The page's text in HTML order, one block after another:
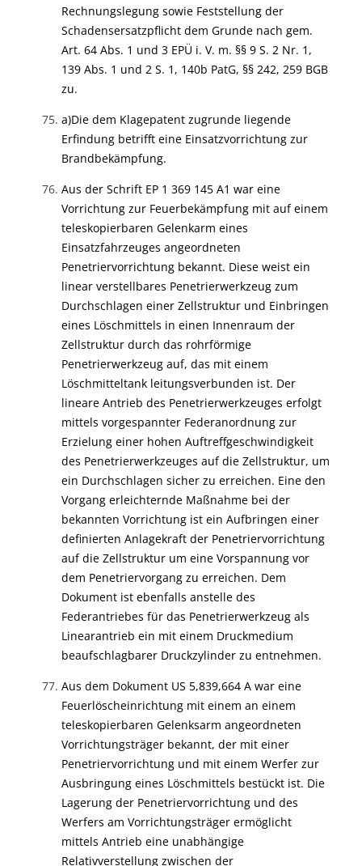
Rechnungslegung sowie Feststellung der
Schadensersatzpflicht dem Grunde nach gem.
Art. 64 Abs. 1 und 3 EPÜ i. V. m. §§ 9 S. 2 Nr. 1,
139 Abs. 1 und 2 S. 1, 140b PatG, §§ 242, 259 BGB
zu.
a)Die dem Klagepatent zugrunde liegende
Erfindung betrifft eine Einsatzvorrichtung zur
Brandbekämpfung.
Aus der Schrift EP 1 369 145 A1 war eine
Vorrichtung zur Feuerbekämpfung mit auf einem
teleskopierbaren Gelenkarm eines
Einsatzfahrzeuges angeordneten
Penetriervorrichtung bekannt. Diese weist ein
linear verstellbares Penetrierwerkzeug zum
Durchschlagen einer Zellstruktur und Einbringen
eines Löschmittels in einen Innenraum der
Zellstruktur durch das rohrförmige
Penetrierwerkzeug auf, das mit einem
Löschmitteltank leitungsverbunden ist. Der
lineare Antrieb des Penetrierwerkzeuges erfolgt
mittels vorgespannter Federanordnung zur
Erzielung einer hohen Auftreffgeschwindigkeit
des Penetrierwerkzeuges auf die Zellstruktur, um
ein Durchschlagen sicher zu erreichen. Eine den
Vorgang erleichternde Maßnahme bei der
bekannten Vorrichtung ist ein Aufbringen einer
definierten Anlagekraft der Penetriervorrichtung
auf die Zellstruktur um eine Vorspannung vor
dem Penetriervorgang zu erreichen. Dem
Dokument ist ebenfalls anstelle des
Federantriebes für das Penetrierwerkzeug als
Linearantrieb ein mit einem Druckmedium
beaufschlagbarer Druckzylinder zu entnehmen.
Aus dem Dokument US 5,839,664 A war eine
Feuerlöscheinrichtung mit einem an einem
teleskopierbaren Gelenksarm angeordneten
Vorrichtungsträger bekannt, der mit einer
Penetriervorrichtung und mit einem Werfer zur
Ausbringung eines Löschmittels bestückt ist. Die
Lagerung der Penetriervorrichtung und des
Werfers am Vorrichtungsträger ermöglicht
mittels Antrieb eine unabhängige
Relativverstellung zwischen der